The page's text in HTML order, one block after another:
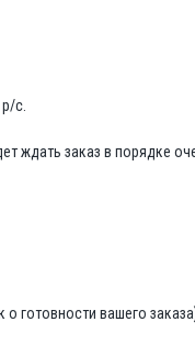
с.
ждать заказ в порядке
готовности вашего